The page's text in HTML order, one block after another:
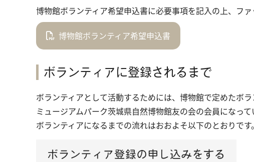
博物館ボランティア希望申込書に必要事項を記入の上、フ
博物館ボランティア希望申込書
ボランティアに登録されるまで
ボランティアとして活動するためには、博物館で定めたボ
ミュージアムパーク茨城県自然博物館友の会の会員になって
ボランティアになるまでの流れはおおよそ以下のとおりです。